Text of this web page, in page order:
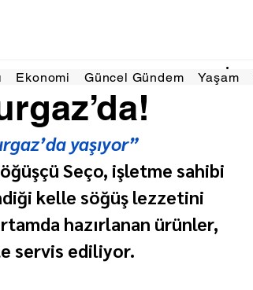
Ekonomi Güncel Gündem Yaşam
yaşıyor”
Seço, işletme sahibi
kelle söğüş lezzetini
hazırlanan ürünler,
servis ediliyor.